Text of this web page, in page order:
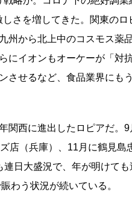
さを増してきた。関東のロ
州から北上中のコスモス薬
にイオンもオーケーが「対
させるなど、食品業界にも
西に進出したロピアだ。9
店（兵庫）、11月に鶴見島
日大盛況で、年が明けても
わう状況が続いている。